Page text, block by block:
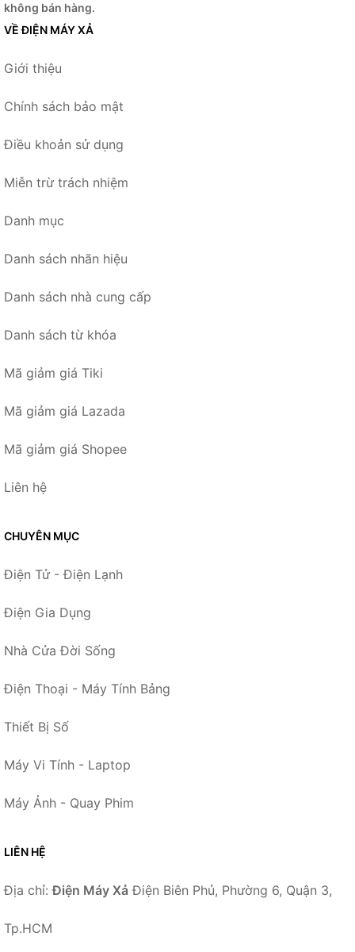
không bán hàng.
VỀ ĐIỆN MÁY XẢ
Giới thiệu
Chính sách bảo mật
Điều khoản sử dụng
Miễn trừ trách nhiệm
Danh mục
Danh sách nhãn hiệu
Danh sách nhà cung cấp
Danh sách từ khóa
Mã giảm giá Tiki
Mã giảm giá Lazada
Mã giảm giá Shopee
Liên hệ
CHUYÊN MỤC
Điện Tử - Điện Lạnh
Điện Gia Dụng
Nhà Cửa Đời Sống
Điện Thoại - Máy Tính Bảng
Thiết Bị Số
Máy Vi Tính - Laptop
Máy Ảnh - Quay Phim
LIÊN HỆ
Địa chỉ:Điện Máy Xả Điện Biên Phủ, Phường 6, Quận 3,
Tp.HCM